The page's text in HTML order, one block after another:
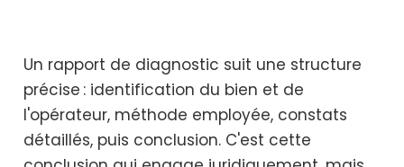
Un rapport de diagnostic suit une structure
précise : identification du bien et de
l'opérateur, méthode employée, constats
détaillés, puis conclusion. C'est cette